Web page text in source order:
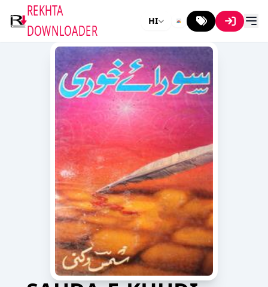
REKHTA
DOWNLOADER
HI